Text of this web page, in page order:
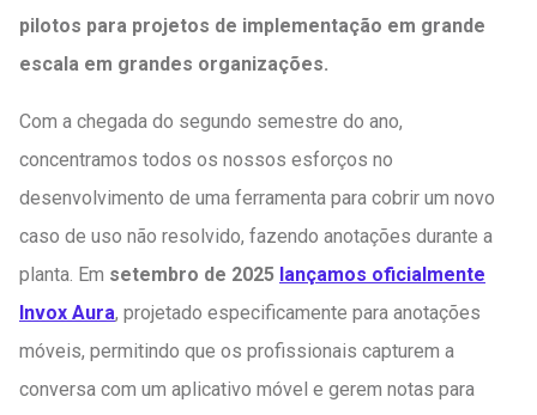
pilotos para projetos de implementação em grande
escala em grandes organizações.
Com a chegada do segundo semestre do ano,
concentramos todos os nossos esforços no
desenvolvimento de uma ferramenta para cobrir um novo
caso de uso não resolvido, fazendo anotações durante a
planta. Em setembro de 2025 lançamos oficialmente
Invox Aura, projetado especificamente para anotações
móveis, permitindo que os profissionais capturem a
conversa com um aplicativo móvel e gerem notas para